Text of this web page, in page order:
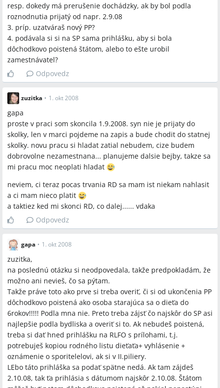
resp. dokedy má prerušenie dochádzky, ak by bol podla
roznodnutia prijatý od napr. 2.9.08
3. príp. uzatváraš nový PP?
4. podávala si si na SP sama prihlášku, aby si bola
dôchodkovo poistená štátom, alebo to ešte urobil
zamestnávatel?
Odpovedz
zuzitka • 1. okt 2008
gapa
proste v praci som skoncila 1.9.2008. syn nie je prijaty do
skolky, len v marci pojdeme na zapis a bude chodit do statnej
skolky. novu pracu si hladat zatial nebudem, cize budem
dobrovolne nezamestnana... planujeme dalsie bejby, takze sa
mi pracu moc neoplati hladat
neviem, ci teraz pocas trvania RD sa mam ist niekam nahlasit
a ci mam nieco platit
a taktiez ked mi skonci RD, co dalej...... vdaka
Odpovedz
gapa • 1. okt 2008
zuzitka,
na poslednú otázku si neodpovedala, takže predpokladám, že
možno ani nevieš, čo sa pýtam.
Takže práve toto ako prve si treba overiť, či si od ukončenia PP
dôchodkovo poistená ako osoba starajúca sa o dieťa do
6rokov!!!!! Podla mna nie. Preto treba zájsť čo najskôr do SP asi
najlepšie podla bydliska a overiť si to. Ak nebudeš poistená,
treba si dať hned prihlášku na RLFO s prílohami, t.j.
potrebuješ kopiou rodného listu dieťaťa+ vyhlásenie +
oznámenie o sporitelelovi, ak si v II.piliery.
LEbo táto prihláška sa podať spätne nedá. Ak tam zájdeš
2.10.08, tak ťa prihlásia s dátumom najskôr 2.10.08. Štátom